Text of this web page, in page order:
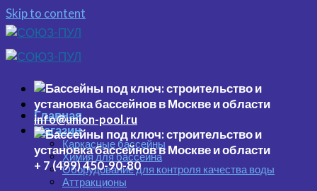
Skip to content
Главная
Магазин
Каркасные бассейны
Химия для бассейна
Оборудование для контроля качества воды
Аттракционы
info@union-pool.ru
+ 7 (499) 450-90-80